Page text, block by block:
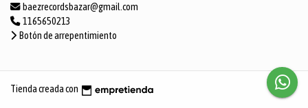
baezrecordsbazar@gmail.com
1165650213
Botón de arrepentimiento
Tienda creada con